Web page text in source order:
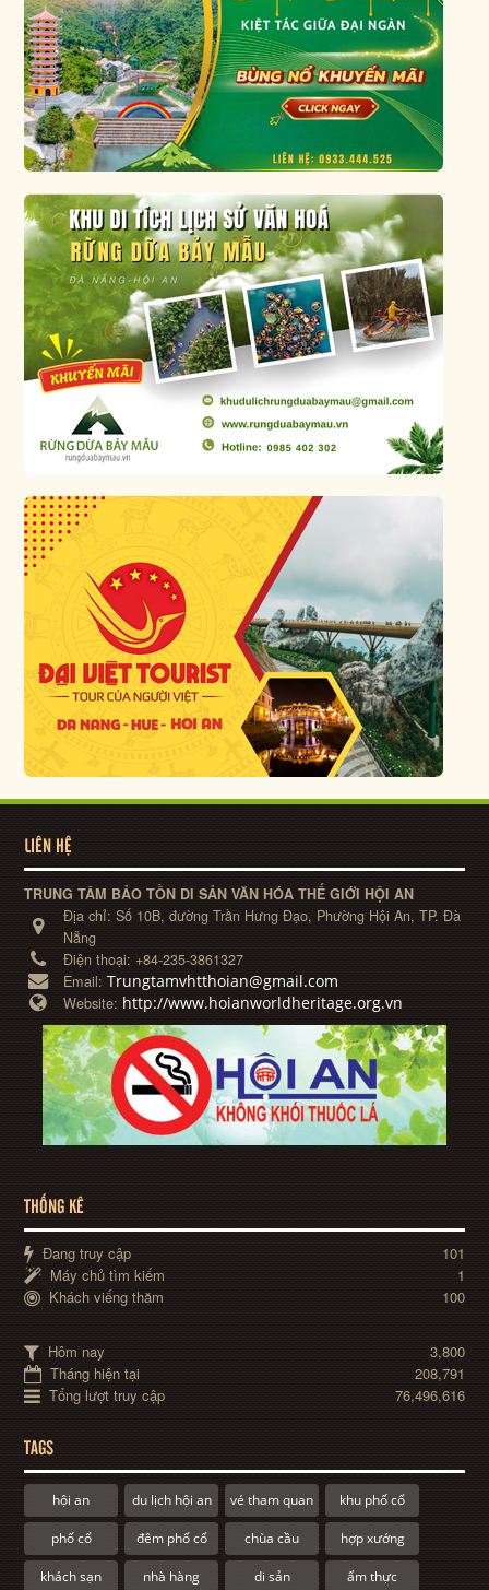
LIÊN HỆ
TRUNG TÂM BẢO TỒN DI SẢN VĂN HÓA THẾ GIỚI HỘI AN
Địa chỉ:Số 10B, đường Trần Hưng Đạo, Phường Hội An, TP. Đà
Nẵng
Điện thoại: +84-235-3861327
Email:Trungtamvhtthoian@gmail.com
Website: http://www.hoianworldheritage.org.vn
THỐNG KÊ
Đang truy cập
101
Máy chủ tìm kiếm
1
Khách viếng thăm
100
Hôm nay
3,800
Tháng hiện tại
208,791
Tổng lượt truy cập
76,496,616
TAGS
hội an du lịch hội an vé tham quan khu phố cổ
phố cổ đêm phố cổ chùa cầu hợp xướng
khách sạn nhà hàng di sản ẩm thực